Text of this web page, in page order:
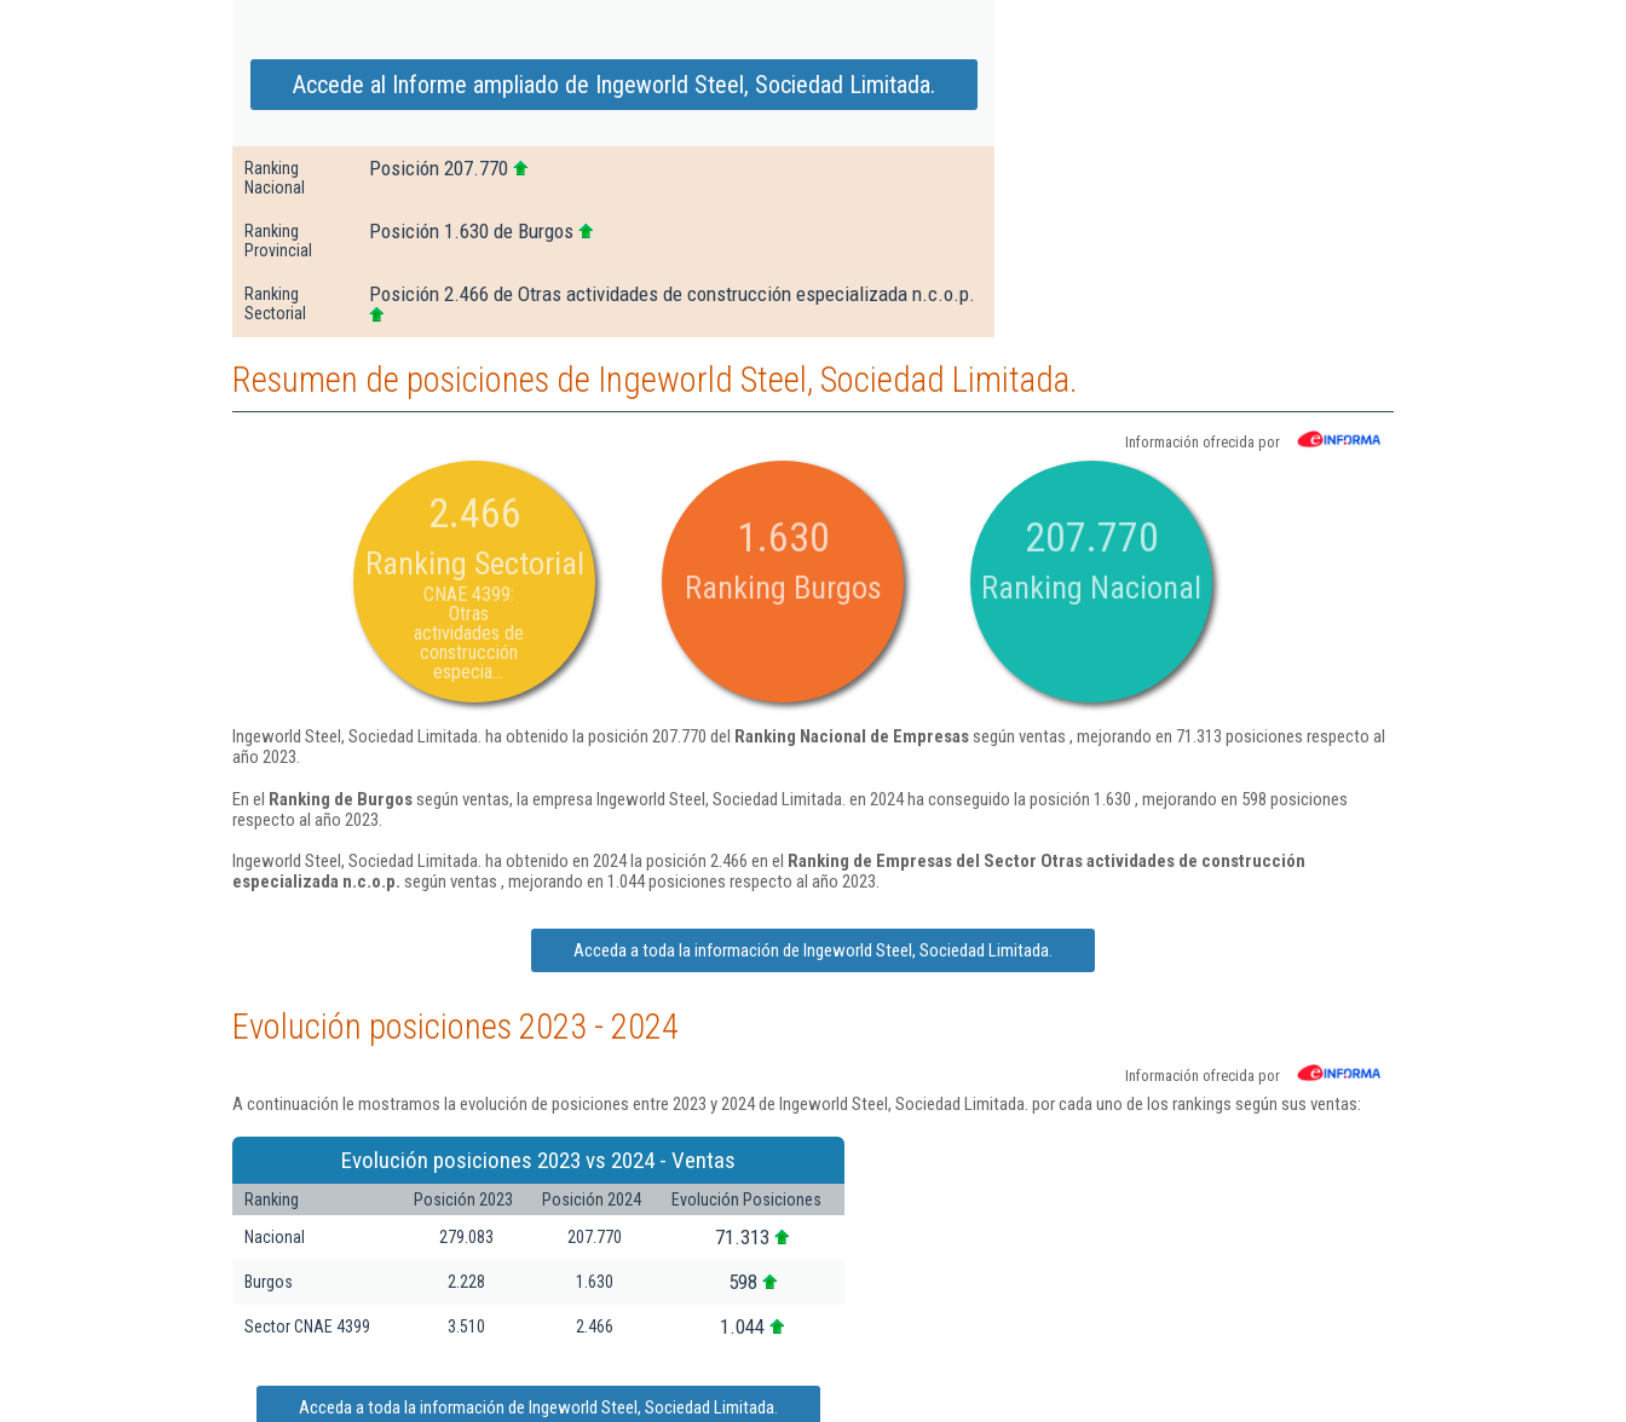
Accede al Informe ampliado de Ingeworld Steel, Sociedad Limitada.
Ranking
Nacional
Posición 207.770
Ranking
Provincial
Posición 1.630 de Burgos
Ranking
Sectorial
Posición 2.466 de Otras actividades de construcción especializada n.c.o.p.
Resumen de posiciones de Ingeworld Steel, Sociedad Limitada.
Información ofrecida por
2.466
Ranking Sectorial
CNAE 4399:
Otras
actividades de
construcción
especia...
1.630
Ranking Burgos
207.770
Ranking Nacional
Ingeworld Steel, Sociedad Limitada. ha obtenido la posición 207.770 del Ranking Nacional de Empresassegún ventas , mejorando en 71.313 posiciones respecto al
año 2023.
En el Ranking de Burgossegún ventas, la empresa Ingeworld Steel, Sociedad Limitada. en 2024 ha conseguido la posición 1.630 , mejorando en 598 posiciones
respecto al año 2023.
Ingeworld Steel, Sociedad Limitada. ha obtenido en 2024 la posición 2.466 en el Ranking de Empresas del Sector Otras actividades de construcción
especializada n.c.o.p. según ventas , mejorando en 1.044 posiciones respecto al año 2023.
Acceda a toda la información de Ingeworld Steel, Sociedad Limitada.
Evolución posiciones 2023 - 2024
Información ofrecida por
A continuación le mostramos la evolución de posiciones entre 2023 y 2024 de Ingeworld Steel, Sociedad Limitada. por cada uno de los rankings según sus ventas:
Evolución posiciones 2023 vs 2024 - Ventas
Ranking Posición 2023 Posición 2024
Evolución Posiciones
Nacional
279.083 207.770 71.313
Burgos 2.228 1.630 598
Sector CNAE 4399 3.510 2.466 1.044
Acceda a toda la información de Ingeworld Steel, Sociedad Limitada.